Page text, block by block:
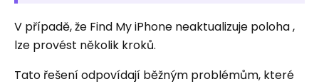
V případě, že Find My iPhone neaktualizuje poloha ,
lze provést několik kroků.
Tato řešení odpovídají běžným problémům, které